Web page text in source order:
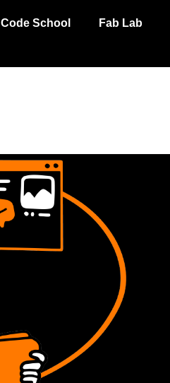
Code School Fab Lab